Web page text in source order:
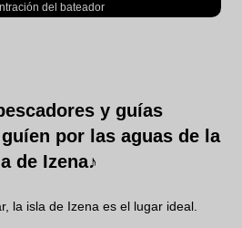
del bateador
y guías
por las aguas de la
de Izena♪
la isla de Izena es el lugar ideal.